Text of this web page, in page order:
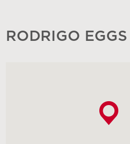
RODRIGO EGGS